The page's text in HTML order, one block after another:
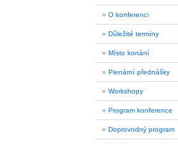
O konferenci
Důležité termíny
Místo konání
Plenární přednášky
Workshopy
Program konference
Doprovodný program